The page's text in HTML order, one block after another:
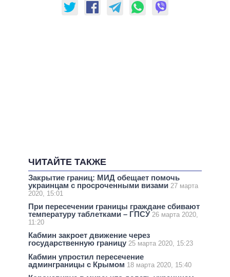
ЧИТАЙТЕ ТАКЖЕ
Закрытие границ: МИД обещает помочь
украинцам с просроченными визами 27 марта
2020, 15:01
При пересечении границы граждане сбивают
температуру таблетками – ГПСУ 26 марта 2020,
11:20
Кабмин закроет движение через
государственную границу 25 марта 2020, 15:23
Кабмин упростил пересечение
админграницы с Крымом 18 марта 2020, 15:40